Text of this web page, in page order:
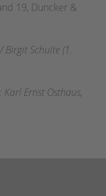
19, Duncker &
Birgit Schulte (1.
Ernst Osthaus,